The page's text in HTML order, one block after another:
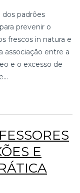
padrões
prevenir o
frescos in natura e
associação entre a
e o excesso de
E